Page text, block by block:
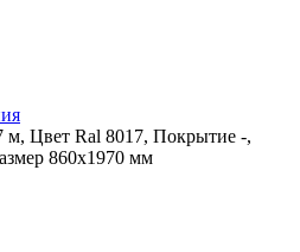
Цвет Ral 8017, Покрытие -,
860х1970 мм